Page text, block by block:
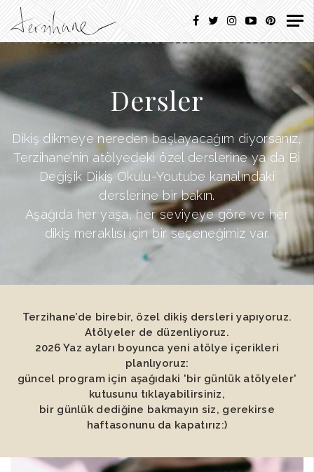
Dersler
Dikiş dikmeye nereden başlayacağım diyorsanız,
Terzihane’nin atölyedeki özel derslerine ya da Bi
Değişik Dikiş Okulu-Youtube kanalındaki
derslerine bir bakın.
Aşağıda her yaşa, her seviyeye göre ve her
dikiş meraklısı için bir seçeneğimiz var.
Terzihane’de birebir, özel dikiş dersleri yapıyoruz.
Atölyeler de düzenliyoruz.
2026 Yaz ayları boyunca yeni atölye içerikleri
planlıyoruz:
güncel program için aşağıdaki 'bir günlük atölyeler'
kutusunu tıklayabilirsiniz,
bir günlük dediğine bakmayın siz, gerekirse
haftasonunu da kapatırız:)